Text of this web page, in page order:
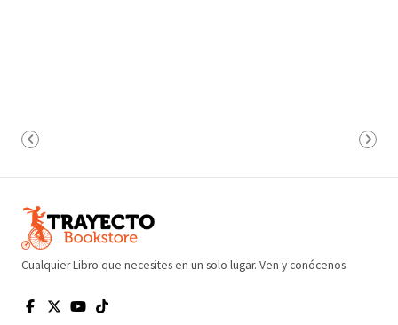
Cualquier Libro que necesites en un solo lugar. Ven y conócenos